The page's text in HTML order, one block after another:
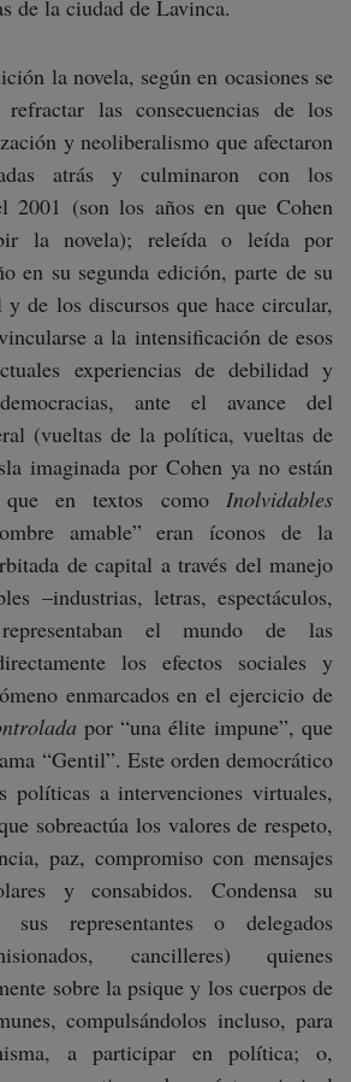
de la ciudad de Lavinca.
la novela, según en ocasiones se
las consecuencias de los
y neoliberalismo que afectaron
atrás y culminaron con los
2001 (son los años en que Cohen
la novela); releída o leída por
en su segunda edición, parte de su
y de los discursos que hace circular,
a la intensificación de esos
experiencias de debilidad y
ante el avance del
(vueltas de la política, vueltas de
imaginada por Cohen ya no están
que en textos como Inolvidables
amable” eran íconos de la
de capital a través del manejo
–industrias, letras, espectáculos,
el mundo de las
los efectos sociales y
enmarcados en el ejercicio de
por “una élite impune”, que
“Gentil”. Este orden democrático
políticas a intervenciones virtuales,
sobreactúa los valores de respeto,
paz, compromiso con mensajes
y consabidos. Condensa su
representantes o delegados
cancilleres) quienes
sobre la psique y los cuerpos de
compulsándolos incluso, para
a participar en política; o,